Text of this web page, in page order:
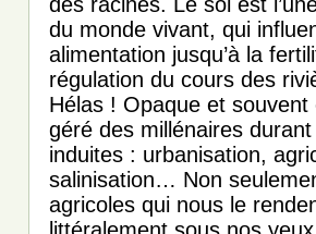
du monde vivant, qui
alimentation jusqu’à la
régulation du cours des
Hélas ! Opaque et
géré des millénaires
induites : urbanisation,
salinisation… Non
agricoles qui nous le